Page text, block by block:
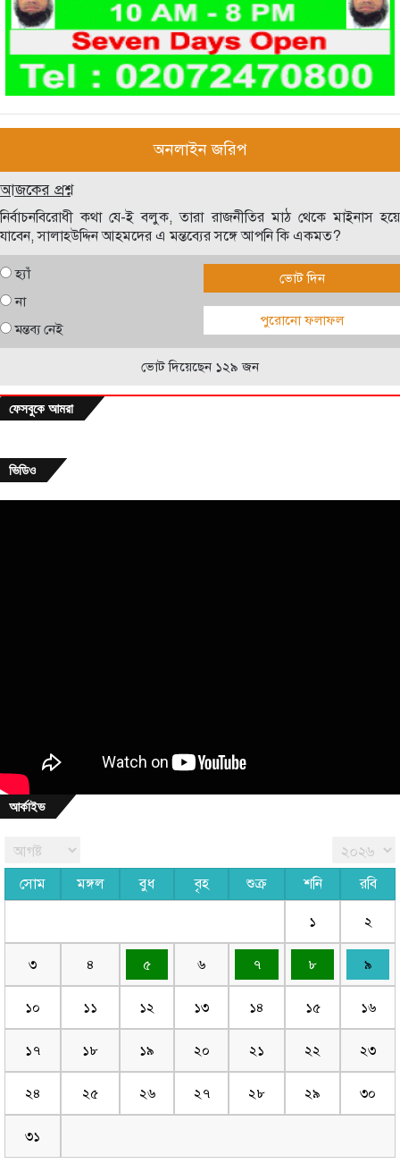
অনলাইন জরিপ
আজকের প্রশ্ন
নির্বাচনবিরোধী কথা যে-ই বলুক, তারা রাজনীতির মাঠ থেকে মাইনাস হয়ে
যাবেন, সালাহউদ্দিন আহমদের এ মন্তব্যের সঙ্গে আপনি কি একমত?
হ্যাঁ
না
মন্তব্য নেই
ভোট দিন
পুরোনো ফলাফল
ভোট দিয়েছেন ১২৯ জন
ফেসবুকে আমরা
ভিডিও
আর্কাইভ
সোম মঙ্গল বুধ বৃহ শুক্র শনি রবি
১ ২
৩ ৪ ৫ ৬ ৭ ৮ ৯
১০ ১১ ১২ ১৩ ১৪ ১৫ ১৬
১৭ ১৮ ১৯ ২০ ২১ ২২ ২৩
২৪ ২৫ ২৬ ২৭ ২৮ ২৯ ৩০
৩১